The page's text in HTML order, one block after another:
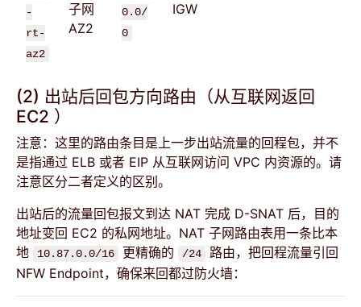
-
rt-
az2
子网
AZ2
0.0/
0
IGW
(2) 出站后回包方向路由（从互联网返回
EC2 ）
注意：这里的路由条目是上一步出站流量的回程包，并不
是指通过 ELB 或者 EIP 从互联网访问 VPC 内资源的。请
注意区分二者定义的区别。
出站后的流量回包报文到达 NAT 完成 D-SNAT 后，目的
地址变回 EC2 的私网地址。NAT 子网路由表用一条比本
地
10.87.0.0/16 更精确的 /24
路由，把回程流量引回
NFW Endpoint，确保来回都过防火墙：